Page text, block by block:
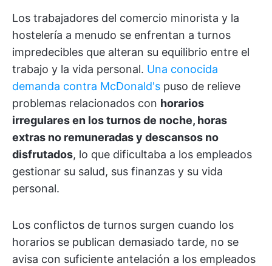
Los trabajadores del comercio minorista y la
hostelería a menudo se enfrentan a turnos
impredecibles que alteran su equilibrio entre el
trabajo y la vida personal. Una conocida
demanda contra McDonald's puso de relieve
problemas relacionados con horarios
irregulares en los turnos de noche, horas
extras no remuneradas y descansos no
disfrutados, lo que dificultaba a los empleados
gestionar su salud, sus finanzas y su vida
personal.
Los conflictos de turnos surgen cuando los
horarios se publican demasiado tarde, no se
avisa con suficiente antelación a los empleados